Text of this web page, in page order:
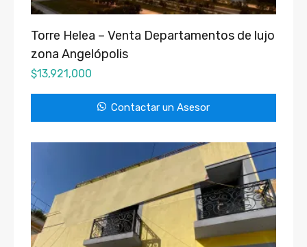
Torre Helea – Venta Departamentos de lujo
zona Angelópolis
$13,921,000
Contactar un Asesor